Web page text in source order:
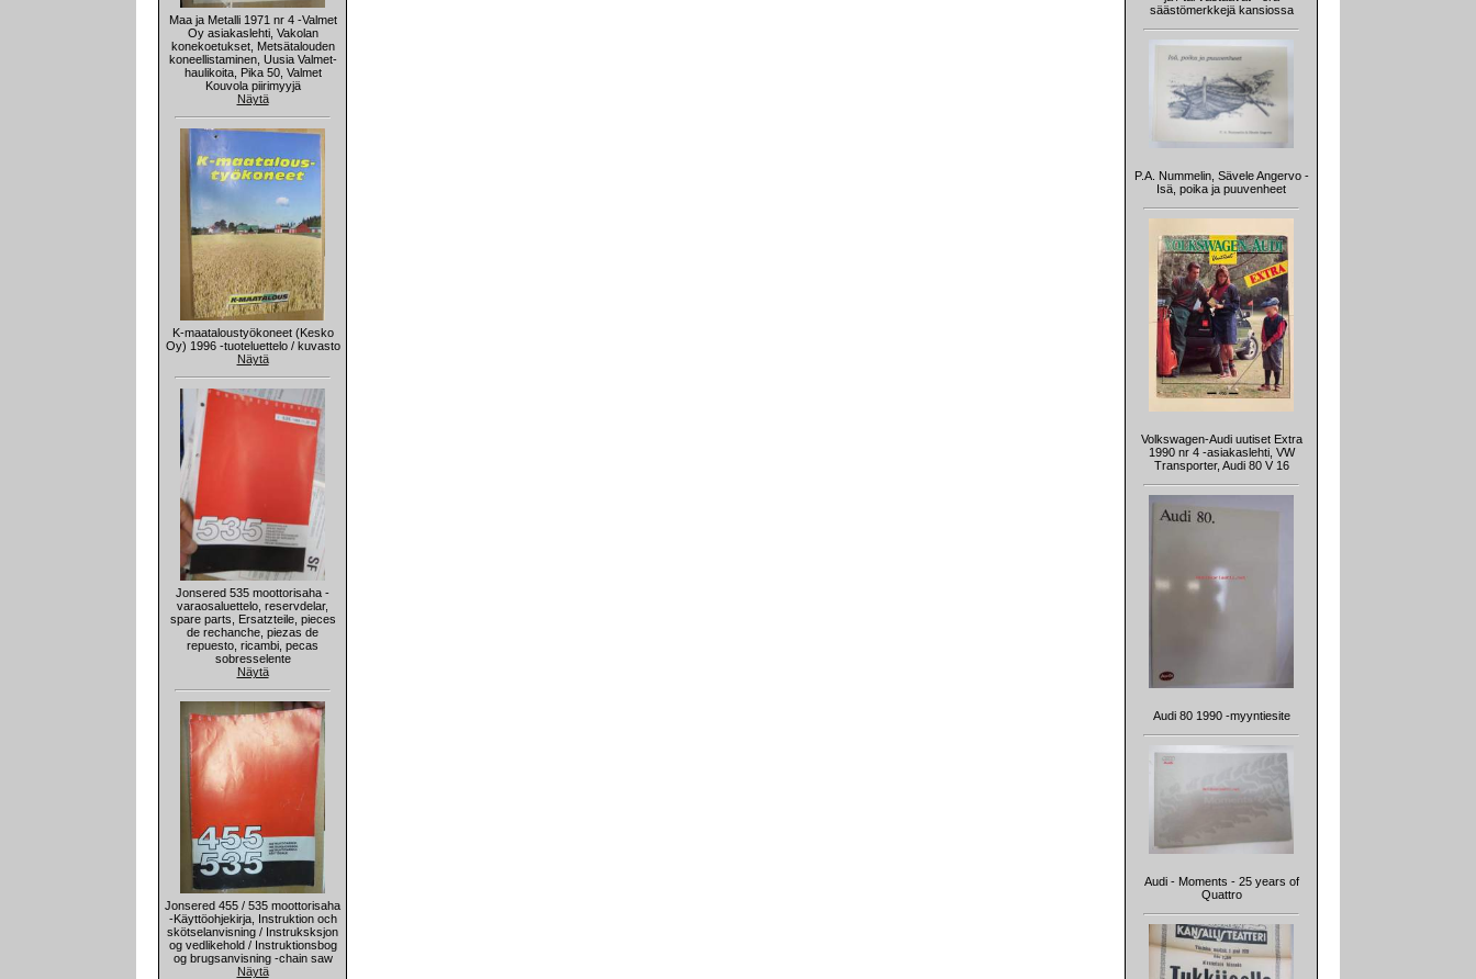
Maa ja Metalli 1971 nr 4 -Valmet
Oy asiakaslehti, Vakolan
konekoetukset, Metsätalouden
koneellistaminen, Uusia Valmet-
haulikoita, Pika 50, Valmet
Kouvola piirimyyjä
Näytä
K-maataloustyökoneet (Kesko
Oy) 1996 -tuoteluettelo / kuvasto
Näytä
Jonsered 535 moottorisaha -
varaosaluettelo, reservdelar,
spare parts, Ersatzteile, pieces
de rechanche, piezas de
repuesto, ricambi, pecas
sobresselente
Näytä
Jonsered 455 / 535 moottorisaha
-Käyttöohjekirja, Instruktion och
skötselanvisning / Instruksksjon
og vedlikehold / Instruktionsbog
og brugsanvisning -chain saw
Näytä
säästömerkkejä kansiossa
P.A. Nummelin, Sävele Angervo -
Isä, poika ja puuvenheet
Volkswagen-Audi uutiset Extra
1990 nr 4 -asiakaslehti, VW
Transporter, Audi 80 V 16
Audi 80 1990 -myyntiesite
Audi - Moments - 25 years of
Quattro